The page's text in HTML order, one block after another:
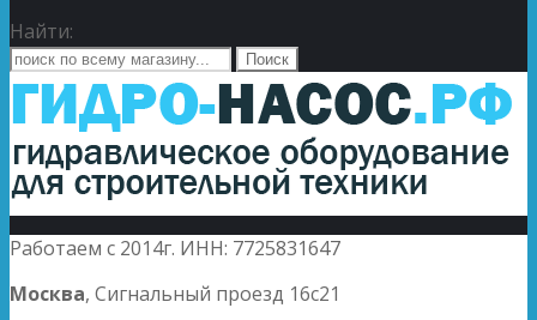
Найти:
Работаем с 2014г. ИНН: 7725831647
Москва, Сигнальный проезд 16с21